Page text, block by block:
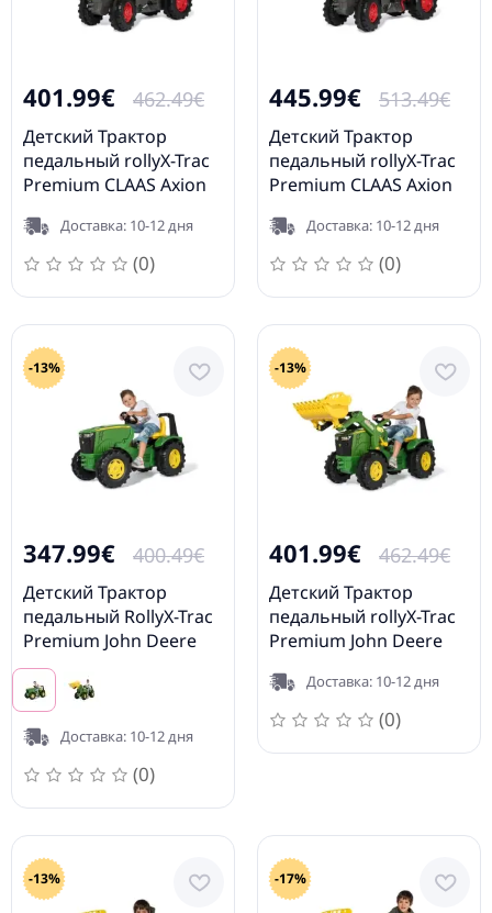
401.99€ 462.49€
Детский Трактор
педальный rollyX-Trac
Premium CLAAS Axion
-10 лет) Германия
Доставка: 10-12 дня
(0)
445.99€ 513.49€
Детский Трактор
педальный rollyX-Trac
Premium CLAAS Axion
скорости и тормоз
651122 (3-10 лет)
Доставка: 10-12 дня
(0)
-13%
347.99€ 400.49€
Детский Трактор
педальный RollyX-Trac
Premium John Deere
8400R (3 - 10 лет)
Доставка: 10-12 дня
(0)
-13%
401.99€ 462.49€
Детский Трактор
педальный rollyX-Trac
Premium John Deere
651047Доставка: 10-12 дня
(0)
-13% -17%